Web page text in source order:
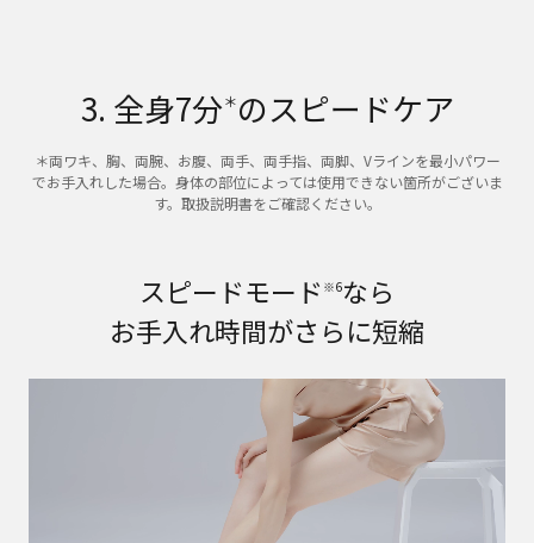
3. 全身7分＊のスピードケア
＊両ワキ、胸、両腕、お腹、両手、両手指、両脚、Vラインを最小パワー
でお手入れした場合。身体の部位によっては使用できない箇所がございま
す。取扱説明書をご確認ください。
スピードモード ※6なら
お手入れ時間がさらに短縮